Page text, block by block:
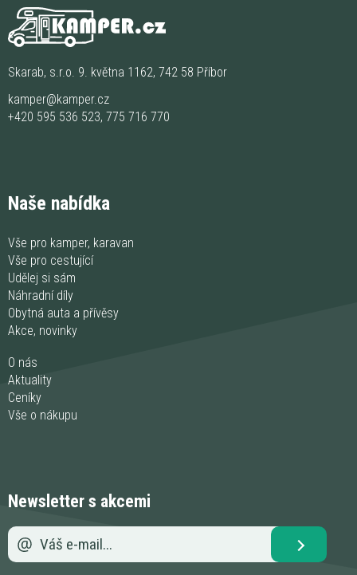
Skarab, s.r.o. 9. května 1162, 742 58 Příbor
kamper@kamper.cz
+420 595 536 523, 775 716 770
Naše nabídka
Vše pro kamper, karavan
Vše pro cestující
Udělej si sám
Náhradní díly
Obytná auta a přívěsy
Akce, novinky
O nás
Aktuality
Ceníky
Vše o nákupu
Newsletter s akcemi